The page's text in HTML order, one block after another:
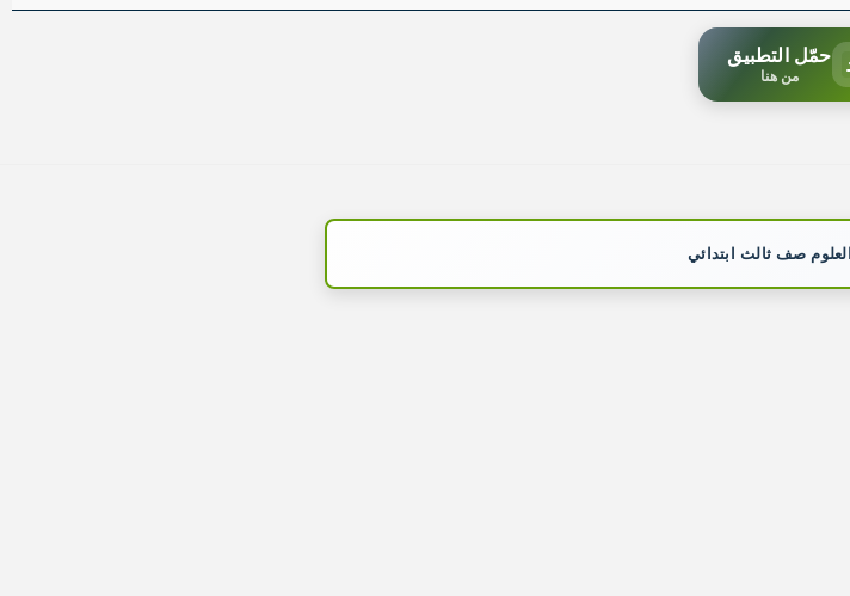
حمّل التطبيق
من هنا
صف ثالث ابتدائي